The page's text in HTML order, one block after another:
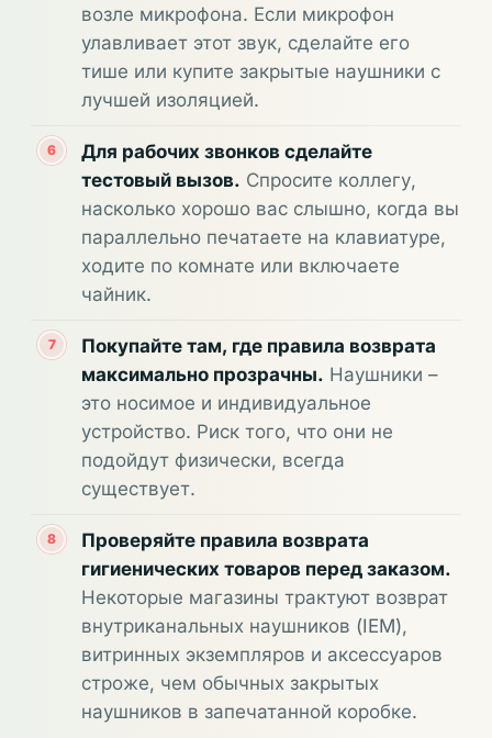
возле микрофона. Если микрофон
улавливает этот звук, сделайте его
тише или купите закрытые наушники с
лучшей изоляцией.
Для рабочих звонков сделайте
тестовый вызов. Спросите коллегу,
насколько хорошо вас слышно, когда вы
параллельно печатаете на клавиатуре,
ходите по комнате или включаете
чайник.
Покупайте там, где правила возврата
максимально прозрачны. Наушники –
это носимое и индивидуальное
устройство. Риск того, что они не
подойдут физически, всегда
существует.
Проверяйте правила возврата
гигиенических товаров перед заказом.
Некоторые магазины трактуют возврат
внутриканальных наушников (IEM),
витринных экземпляров и аксессуаров
строже, чем обычных закрытых
наушников в запечатанной коробке.